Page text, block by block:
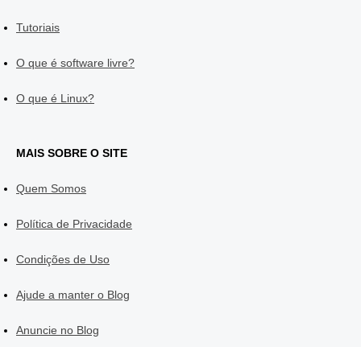
Tutoriais
O que é software livre?
O que é Linux?
MAIS SOBRE O SITE
Quem Somos
Política de Privacidade
Condições de Uso
Ajude a manter o Blog
Anuncie no Blog